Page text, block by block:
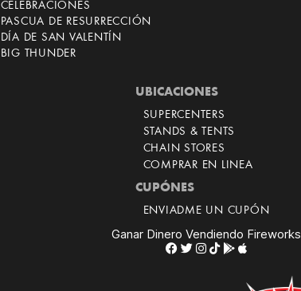
CELEBRACIONES
PASCUA DE RESURRECCIÓN
DÍA DE SAN VALENTÍN
BIG THUNDER
UBICACIONES
SUPERCENTERS
STANDS & TENTS
CHAIN STORES
COMPRAR EN LINEA
CUPÓNES
ENVIADME UN CUPÓN
Ganar Dinero Vendiendo Fireworks